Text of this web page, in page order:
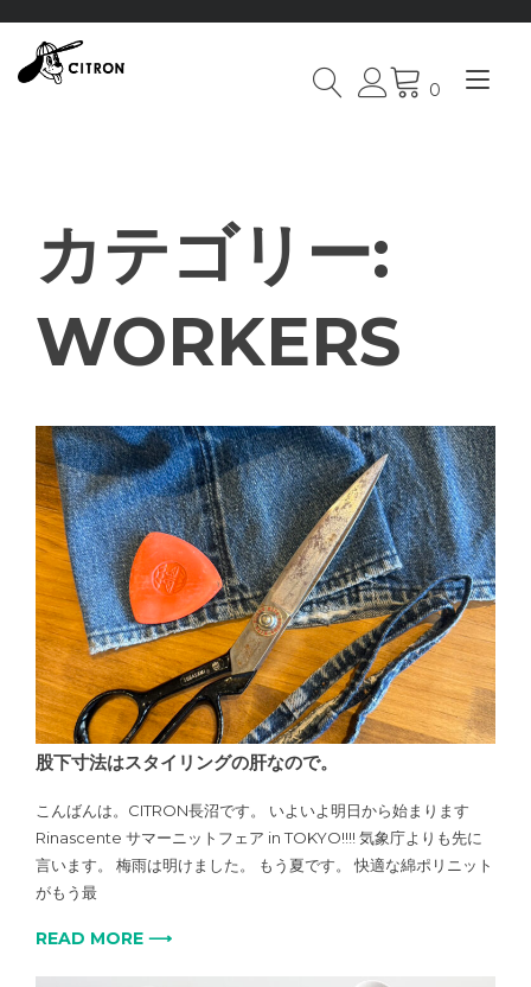
0
カテゴリー:
WORKERS
股下寸法はスタイリングの肝なので。
こんばんは。CITRON長沼です。 いよいよ明日から始まります
Rinascente サマーニットフェア in TOKYO!!!! 気象庁よりも先に
言います。 梅雨は明けました。 もう夏です。 快適な綿ポリニット
がもう最
READ MORE ⟶